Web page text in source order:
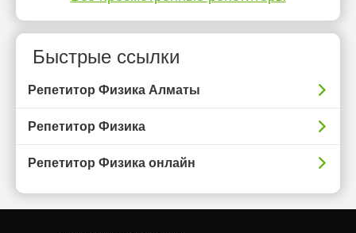
Быстрые ссылки
Репетитор Физика Алматы
Репетитор Физика
Репетитор Физика онлайн